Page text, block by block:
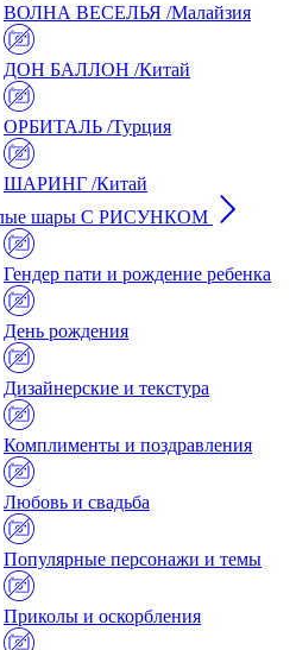
ВОЛНА ВЕСЕЛЬЯ /Малайзия
ДОН БАЛЛОН /Китай
ОРБИТАЛЬ /Турция
ШАРИНГ /Китай
шары С РИСУНКОМ
Гендер пати и рождение ребенка
День рождения
Дизайнерские и текстура
Комплименты и поздравления
Любовь и свадьба
Популярные персонажи и темы
Приколы и оскорбления